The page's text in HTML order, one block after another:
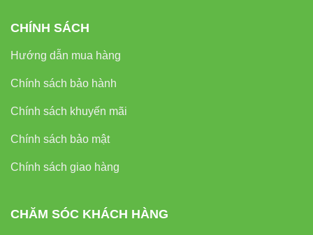
CHÍNH SÁCH
Hướng dẫn mua hàng
Chính sách bảo hành
Chính sách khuyến mãi
Chính sách bảo mật
Chính sách giao hàng
CHĂM SÓC KHÁCH HÀNG